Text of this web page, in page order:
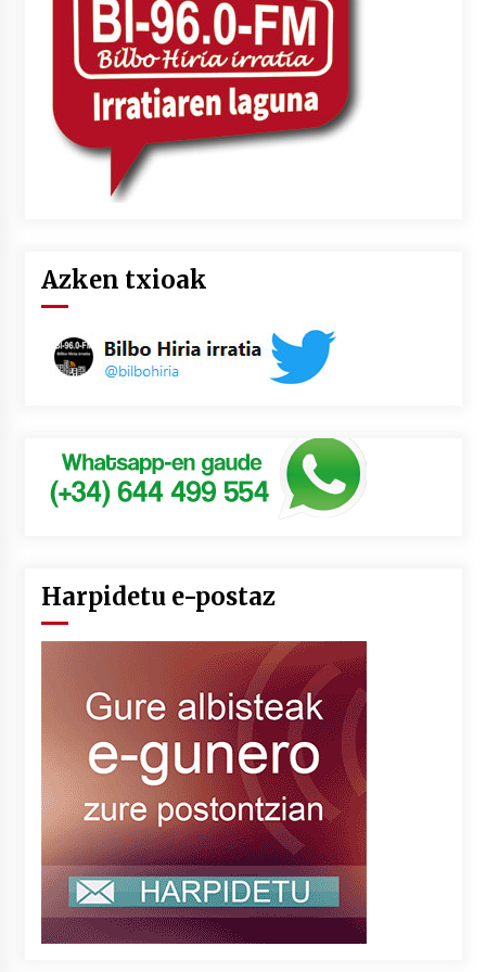
2026/07/03
MUSIBLA #297: Bide, Boards Of Canada, Somak,
Tiga, Twisted Teens, Underscores, Habia
2026/07/02
Azken txioak
Harpidetu e-postaz